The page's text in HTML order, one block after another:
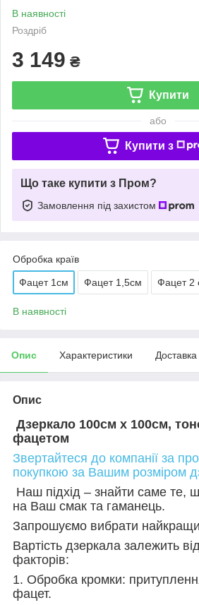
В наявності
Роздріб
3 149 ₴
Купити
або
Купити з
Що таке купити з Пром?
Замовлення під захистом
Обробка країв
Фацет 1см Фацет 1,5см Фацет 2
В наявності
Опис Характеристики Доставка
Опис
Дзеркало 100см х 100см,
фацетом
Звертайтеся до компанії за
покупкою за Вашим розміром
Наш підхід – знайти саме те,
на Ваш смак та гаманець.
Запрошуємо вибрати
Вартість дзеркала залежить
факторів:
1. Обробка кромки:
фацет.